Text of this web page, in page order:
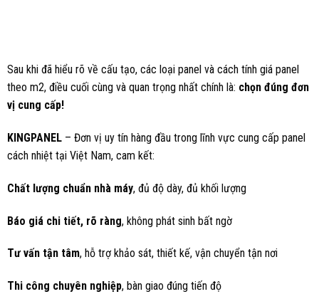
Sau khi đã hiểu rõ về cấu tạo, các loại panel và cách tính giá panel
theo m2, điều cuối cùng và quan trọng nhất chính là: chọn đúng đơn
vị cung cấp!
KINGPANEL – Đơn vị uy tín hàng đầu trong lĩnh vực cung cấp panel
cách nhiệt tại Việt Nam, cam kết:
Chất lượng chuẩn nhà máy, đủ độ dày, đủ khối lượng
Báo giá chi tiết, rõ ràng, không phát sinh bất ngờ
Tư vấn tận tâm, hỗ trợ khảo sát, thiết kế, vận chuyển tận nơi
Thi công chuyên nghiệp, bàn giao đúng tiến độ